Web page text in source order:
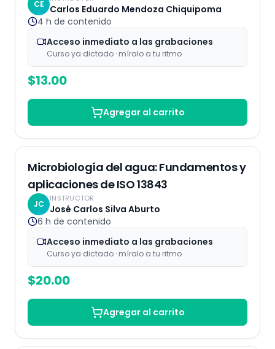
CE
Carlos Eduardo Mendoza Chiquipoma
4 h de contenido
Acceso inmediato a las grabaciones
Curso ya dictado · míralo a tu ritmo
$13.00
Agregar al carrito
Grabaciones
Microbiología del agua: Fundamentos y
aplicaciones de ISO 13843
JC
INSTRUCTOR
José Carlos Silva Aburto
6 h de contenido
Acceso inmediato a las grabaciones
Curso ya dictado · míralo a tu ritmo
$20.00
Agregar al carrito